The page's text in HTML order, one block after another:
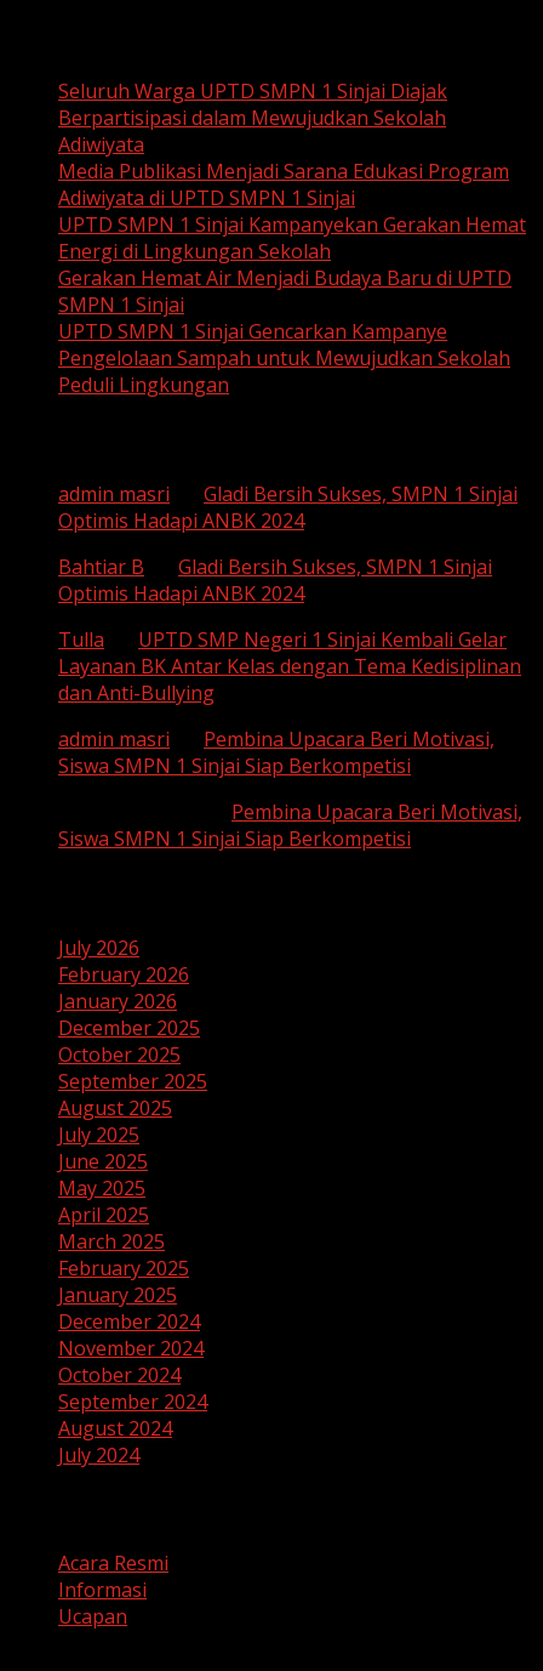
Seluruh Warga UPTD SMPN 1 Sinjai Diajak
Berpartisipasi dalam Mewujudkan Sekolah
Adiwiyata
Media Publikasi Menjadi Sarana Edukasi Program
Adiwiyata di UPTD SMPN 1 Sinjai
UPTD SMPN 1 Sinjai Kampanyekan Gerakan Hemat
Energi di Lingkungan Sekolah
Gerakan Hemat Air Menjadi Budaya Baru di UPTD
SMPN 1 Sinjai
UPTD SMPN 1 Sinjai Gencarkan Kampanye
Pengelolaan Sampah untuk Mewujudkan Sekolah
Peduli Lingkungan
admin masri
Gladi Bersih Sukses, SMPN 1 Sinjai
Optimis Hadapi ANBK 2024
Bahtiar B
Gladi Bersih Sukses, SMPN 1 Sinjai
Optimis Hadapi ANBK 2024
Tulla
UPTD SMP Negeri 1 Sinjai Kembali Gelar
Layanan BK Antar Kelas dengan Tema Kedisiplinan
dan Anti-Bullying
admin masri
Pembina Upacara Beri Motivasi,
Siswa SMPN 1 Sinjai Siap Berkompetisi
Pembina Upacara Beri Motivasi,
Siswa SMPN 1 Sinjai Siap Berkompetisi
July 2026
February 2026
January 2026
December 2025
October 2025
September 2025
August 2025
July 2025
June 2025
May 2025
April 2025
March 2025
February 2025
January 2025
December 2024
November 2024
October 2024
September 2024
August 2024
July 2024
Acara Resmi
Informasi
Ucapan